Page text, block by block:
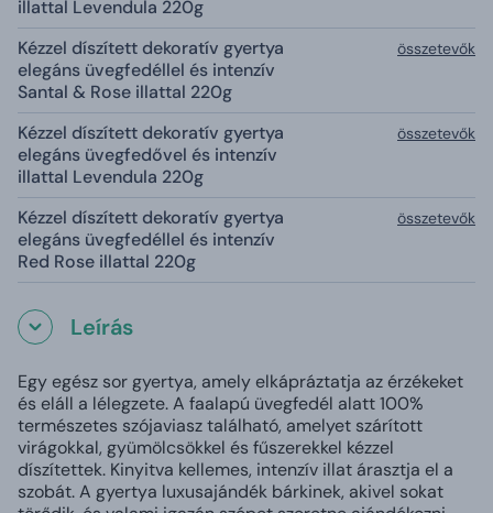
illattal Levendula 220g
Kézzel díszített dekoratív gyertya
elegáns üvegfedéllel és intenzív
Santal & Rose illattal 220g
összetevők
Kézzel díszített dekoratív gyertya
elegáns üvegfedővel és intenzív
illattal Levendula 220g
összetevők
Kézzel díszített dekoratív gyertya
elegáns üvegfedéllel és intenzív
Red Rose illattal 220g
összetevők
Leírás
Egy egész sor gyertya, amely elkápráztatja az érzékeket
és eláll a lélegzete. A faalapú üvegfedél alatt 100%
természetes szójaviasz található, amelyet szárított
virágokkal, gyümölcsökkel és fűszerekkel kézzel
díszítettek. Kinyitva kellemes, intenzív illat árasztja el a
szobát. A gyertya luxusajándék bárkinek, akivel sokat